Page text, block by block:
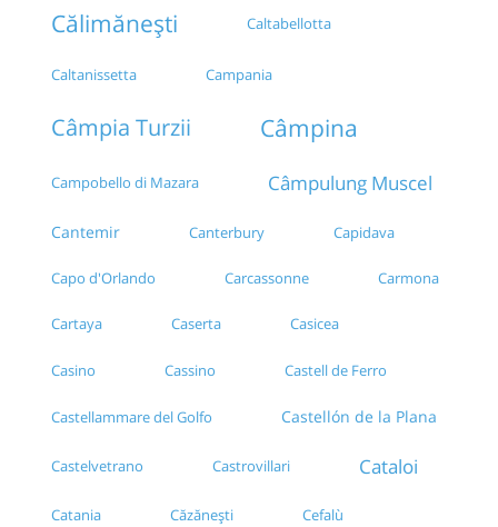
Călimănești Caltabellotta
Caltanissetta Campania
Câmpia Turzii Câmpina
Campobello di Mazara Câmpulung Muscel
Cantemir Canterbury Capidava
Capo d'Orlando Carcassonne Carmona
Cartaya Caserta Casicea
Casino Cassino Castell de Ferro
Castellammare del Golfo Castellón de la Plana
Castelvetrano Castrovillari Cataloi
Catania Căzănești Cefalù